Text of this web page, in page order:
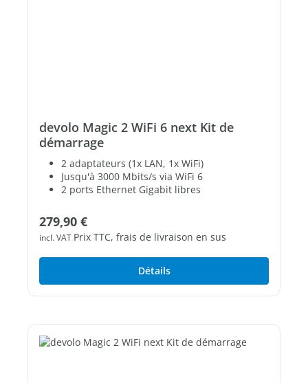
devolo Magic 2 WiFi 6 next Kit de
démarrage
2 adaptateurs (1x LAN, 1x WiFi)
Jusqu'à 3000 Mbits/s via WiFi 6
2 ports Ethernet Gigabit libres
Prix régulier :
279,90 €
incl. VAT Prix TTC, frais de livraison en sus
Détails